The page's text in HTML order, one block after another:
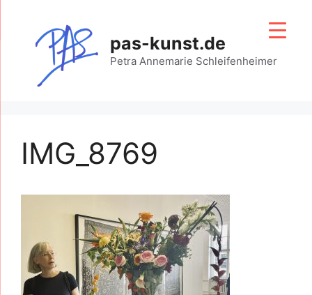
springen
pas-kunst.de
Petra Annemarie Schleifenheimer
IMG_8769